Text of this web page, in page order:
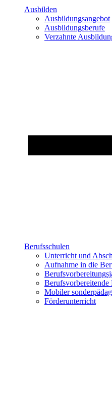
Ausbilden
Ausbildungsangebot
Ausbildungsberufe
Verzahnte
Berufsschulen
Unterricht und
Aufnahme in die
Mobiler
Förderunterricht